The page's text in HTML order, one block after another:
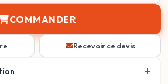
COMMANDER
Recevoir ce devis